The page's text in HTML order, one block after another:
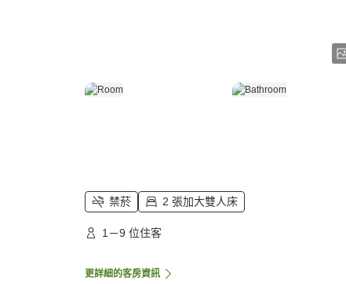
禁菸 2 張加大雙人床
1－9 位住客
更詳細的客房資訊